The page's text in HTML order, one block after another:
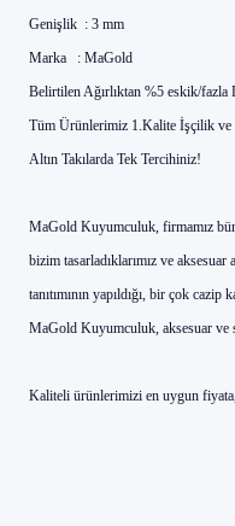
Genişlik : 3 mm
Marka : MaGold
Belirtilen Ağırlıktan %5 eskik/
Tüm Ürünlerimiz 1.Kalite İşçilik ve
Altın Takılarda Tek Tercihiniz!
MaGold Kuyumculuk, firmamız
bizim tasarladıklarımız ve
tanıtımının yapıldığı, bir çok cazip
MaGold Kuyumculuk, aksesuar ve
Kaliteli ürünlerimizi en uygun